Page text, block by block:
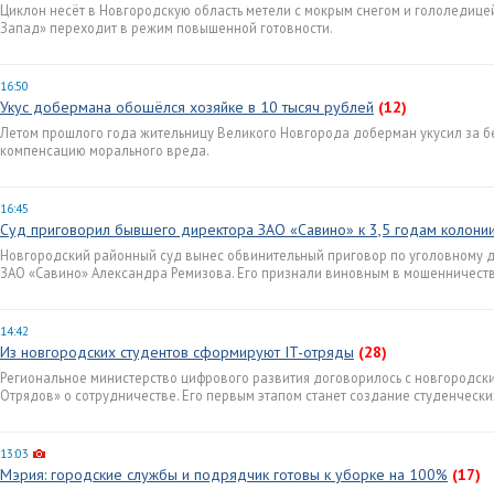
Циклон несёт в Новгородскую область метели с мокрым снегом и
Запад» переходит в режим повышенной готовности.
16:50
Укус добермана обошёлся хозяйке в 10 тысяч рублей (12)
Летом прошлого года жительницу Великого Новгорода доберман укусил за
компенсацию морального вреда.
16:45
Суд приговорил бывшего директора ЗАО «Савино» к 3,5 годам
Новгородский районный суд вынес обвинительный приговор по уголовному
ЗАО «Савино» Александра Ремизова. Его признали виновным в
14:42
Из новгородских студентов сформируют IT-отряды (28)
Региональное министерство цифрового развития договорилось с
Отрядов» о сотрудничестве. Его первым этапом станет создание
13:03
Мэрия: городские службы и подрядчик готовы к уборке на 100% (17)